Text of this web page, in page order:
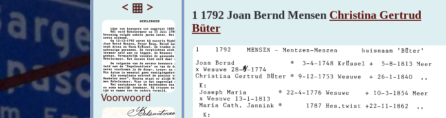
< >
Voorwoord
1 1792 Joan Bernd Mensen Christina Gertrud
Büter